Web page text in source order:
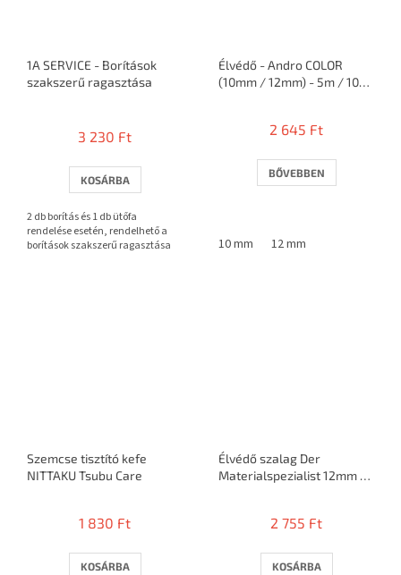
1A SERVICE - Borítások
szakszerű ragasztása
átlagos
5-
ből
csillag.
3 230 Ft
KOSÁRBA
2 db borítás és 1 db ütőfa
rendelése esetén, rendelhető a
borítások szakszerű ragasztása
Élvédő - Andro COLOR
(10mm / 12mm) - 5m / 10
2 645 Ft
BŐVEBBEN
10 mm 12 mm
Szemcse tisztító kefe
NITTAKU Tsubu Care
1 830 Ft
KOSÁRBA
Élvédő szalag Der
Materialspezialist 12mm /
2 755 Ft
KOSÁRBA